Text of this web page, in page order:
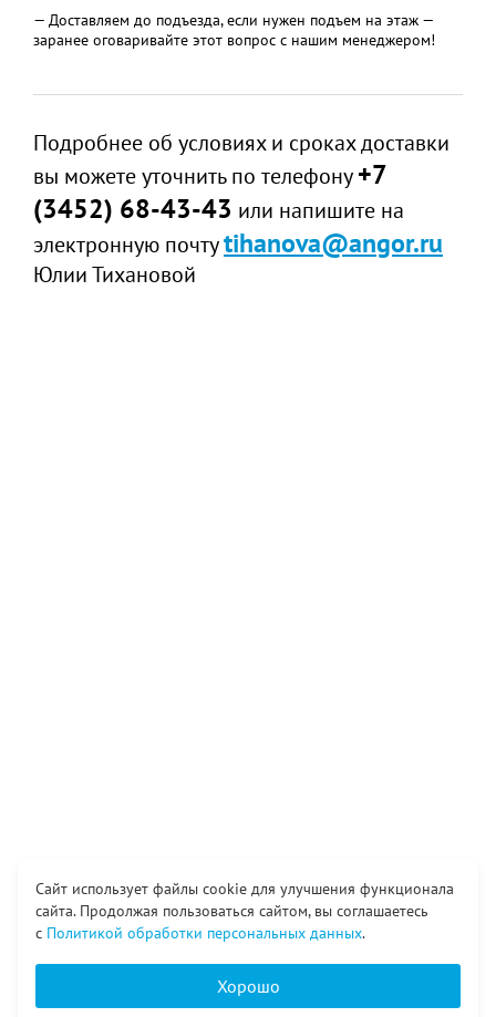
— Доставляем до подъезда, если нужен подъем на этаж —
заранее оговаривайте этот вопрос с нашим менеджером!
Подробнее об условиях и сроках доставки
вы можете уточнить по телефону+7
(3452) 68-43-43 или напишите на
электронную почтуtihanova@angor.ru
Юлии Тихановой
Сайт использует файлы cookie для улучшения функционала
сайта. Продолжая пользоваться сайтом, вы соглашаетесь
с Политикой обработки персональных данных.
Хорошо